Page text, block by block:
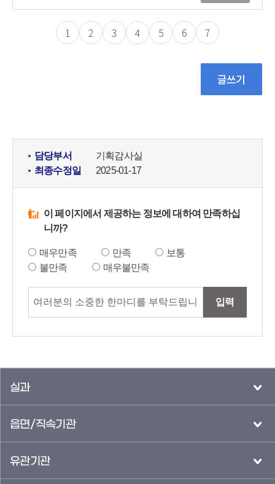
1 2 3 4 5 6 7
담당부서
기획감사실
최종수정일
2025-01-17
이 페이지에서 제공하는 정보에 대하여 만족하십
니까?
매우만족 만족
보통
불만족
매우불만족
입력
실과
읍면/직속기관
유관기관